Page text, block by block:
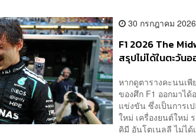
30 กรกฎาคม 2026
F1 2026 The
สรุปไม่ได้ในตะวัน
หากดูตารางคะนนเพี
ของศึก F1 ออกมาไ
แข่งขัน ซึ่งเป็นการเ
ใหม่ เครื่องยนต์ใหม่
คิมี อันโตเนลลี ไม่ได้